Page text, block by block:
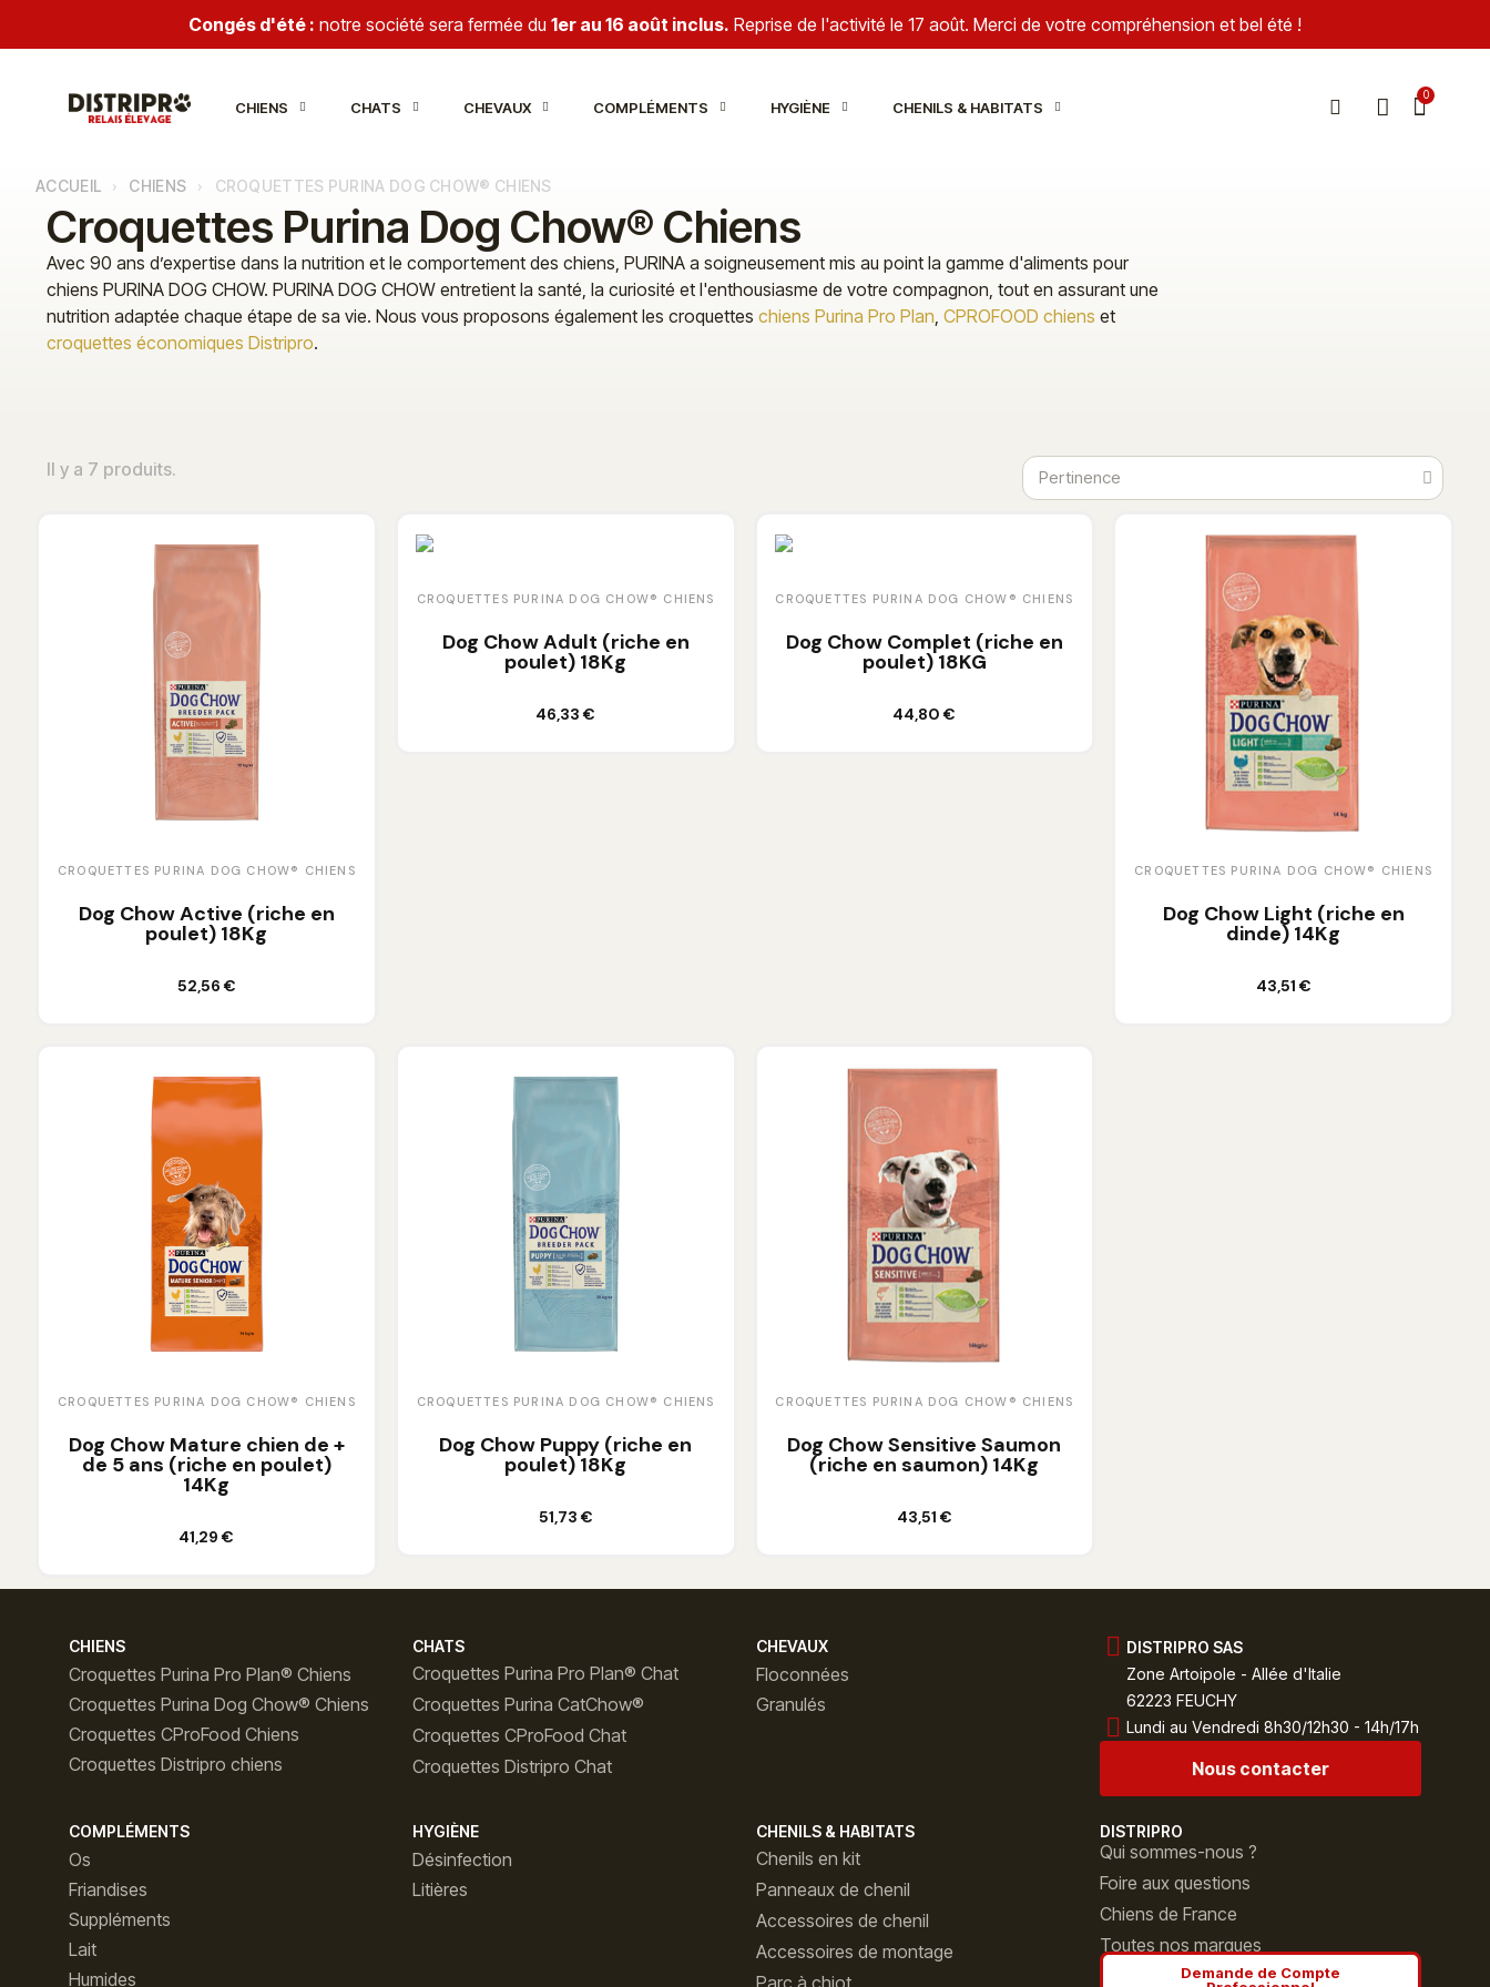
Congés d'été : notre société sera fermée du 1er au 16 août inclus. Reprise de l'activité le 17 août. Merci de votre compréhension et bel été !
CHIENS CHATS CHEVAUX COMPLÉMENTS HYGIÈNE CHENILS & HABITATS
ACCUEIL CHIENS CROQUETTES PURINA DOG CHOW® CHIENS
Croquettes Purina Dog Chow® Chiens
Avec 90 ans d’expertise dans la nutrition et le comportement des chiens, PURINA a soigneusement mis au point la gamme d'aliments pour
chiens PURINA DOG CHOW. PURINA DOG CHOW entretient la santé, la curiosité et l'enthousiasme de votre compagnon, tout en assurant une
nutrition adaptée chaque étape de sa vie. Nous vous proposons également les croquettes chiens Purina Pro Plan CPROFOOD chiens et
croquettes économiques Distripro.
Il y a 7 produits.
CROQUETTES PURINA DOG CHOW® CHIENS
Dog Chow Active (riche en
poulet) 18Kg
52,56 €
Ajouter au panier
CROQUETTES PURINA DOG CHOW® CHIENS
Dog Chow Adult (riche en
poulet) 18Kg
46,33 €
Ajouter au panier
CROQUETTES PURINA DOG CHOW® CHIENS
Dog Chow Complet (riche en
poulet) 18KG
44,80 €
Ajouter au panier
CROQUETTES PURINA DOG CHOW® CHIENS
Dog Chow Light (riche en
dinde) 14Kg
43,51 €
Ajouter au panier
CROQUETTES PURINA DOG CHOW® CHIENS
Dog Chow Mature chien de +
de 5 ans (riche en poulet)
14Kg
41,29 €
Ajouter au panier
CROQUETTES PURINA DOG CHOW® CHIENS
Dog Chow Puppy (riche en
poulet) 18Kg
51,73 €
Ajouter au panier
CROQUETTES PURINA DOG CHOW® CHIENS
Dog Chow Sensitive Saumon
(riche en saumon) 14Kg
43,51 €
Ajouter au panier
CHIENS
Croquettes Purina Pro Plan® Chiens
Croquettes Purina Dog Chow® Chiens
Croquettes CProFood Chiens
Croquettes Distripro chiens
CHATS
Croquettes Purina Pro Plan® Chat
Croquettes Purina CatChow®
Croquettes CProFood Chat
Croquettes Distripro Chat
CHEVAUX
Floconnées
Granulés
DISTRIPRO SAS
Zone Artoipole - Allée d'Italie
62223 FEUCHY
Lundi au Vendredi 8h30/12h30 - 14h/17h
Nous contacter
COMPLÉMENTS
Os
Friandises
Suppléments
Lait
Humides
HYGIÈNE
Désinfection
Litières
CHENILS & HABITATS
Chenils en kit
Panneaux de chenil
Accessoires de chenil
Accessoires de montage
DISTRIPRO
Qui sommes-nous ?
Foire aux questions
Chiens de France
Toutes nos marques
Demande de Compte